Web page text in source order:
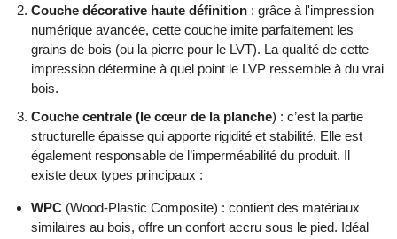
Couche décorative haute définition : grâce à l'impression
numérique avancée, cette couche imite parfaitement les
grains de bois (ou la pierre pour le LVT). La qualité de cette
impression détermine à quel point le LVP ressemble à du vrai
bois.
Couche centrale (le cœur de la planche) : c’est la partie
structurelle épaisse qui apporte rigidité et stabilité. Elle est
également responsable de l’imperméabilité du produit. Il
existe deux types principaux :
WPC (Wood-Plastic Composite) : contient des matériaux
similaires au bois, offre un confort accru sous le pied. Idéal